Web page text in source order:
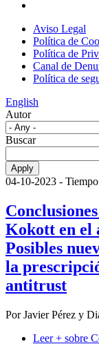
Aviso Legal
Política de
Política de
Canal de
Política de
English
Autor
Buscar
04-10-2023 -
Kokott en el
Posibles
la
antitrust
Por Javier Pérez y
Leer + sobre